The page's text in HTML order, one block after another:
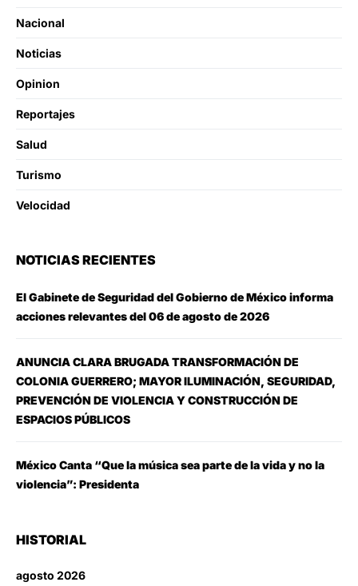
Nacional
Noticias
Opinion
Reportajes
Salud
Turismo
Velocidad
NOTICIAS RECIENTES
El Gabinete de Seguridad del Gobierno de México informa
acciones relevantes del 06 de agosto de 2026
ANUNCIA CLARA BRUGADA TRANSFORMACIÓN DE
COLONIA GUERRERO; MAYOR ILUMINACIÓN, SEGURIDAD,
PREVENCIÓN DE VIOLENCIA Y CONSTRUCCIÓN DE
ESPACIOS PÚBLICOS
México Canta “Que la música sea parte de la vida y no la
violencia”: Presidenta
HISTORIAL
agosto 2026